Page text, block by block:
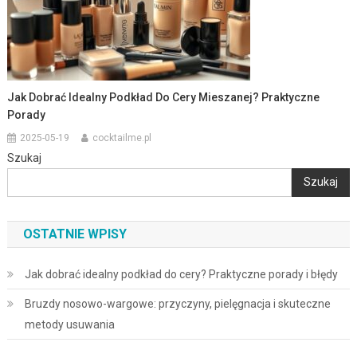
Jak Dobrać Idealny Podkład Do Cery Mieszanej? Praktyczne
Porady
2025-05-19 cocktailme.pl
Szukaj
Szukaj
OSTATNIE WPISY
Jak dobrać idealny podkład do cery? Praktyczne porady i błędy
Bruzdy nosowo-wargowe: przyczyny, pielęgnacja i skuteczne
metody usuwania